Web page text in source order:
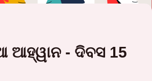
ଆହ୍ୱାନ - ଦିବସ 15